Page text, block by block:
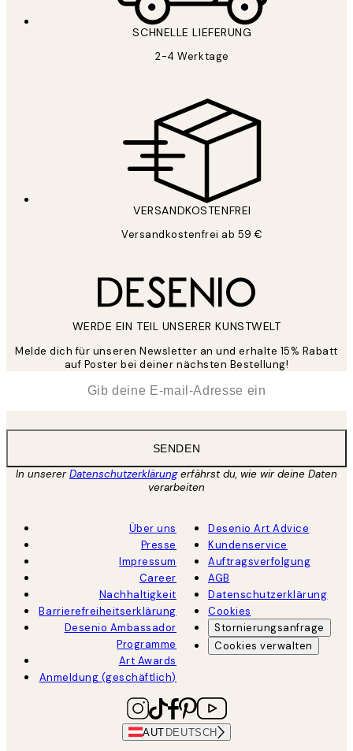
SCHNELLE LIEFERUNG
2-4 Werktage
VERSANDKOSTENFREI
Versandkostenfrei ab 59 €
WERDE EIN TEIL UNSERER KUNSTWELT
Melde dich für unseren Newsletter an und erhalte 15% Rabatt
auf Poster bei deiner nächsten Bestellung!
SENDEN
In unsererDatenschutzerklärungerfährst du, wie wir deine Daten
verarbeiten
Über uns
Presse
Impressum
Career
Nachhaltigkeit
Barrierefreiheitserklärung
Desenio Ambassador
Programme
Art Awards
Anmeldung (geschäftlich)
Desenio Art Advice
Kundenservice
Auftragsverfolgung
AGB
Datenschutzerklärung
Cookies
Stornierungsanfrage
Cookies verwalten
AUT DEUTSCH